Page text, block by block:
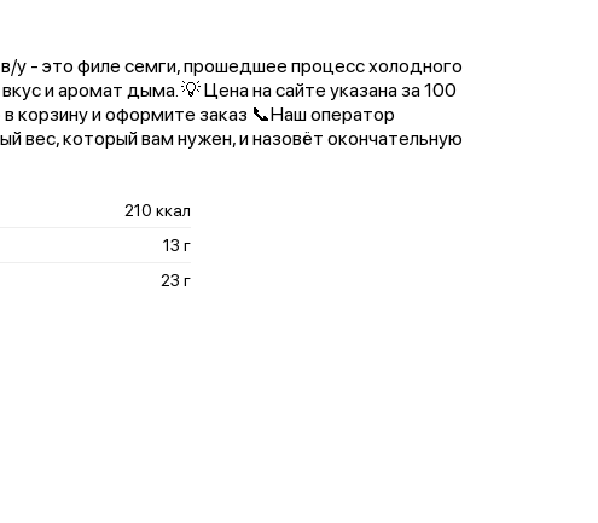
у - это филе семги, прошедшее процесс холодного
и аромат дыма. 💡 Цена на сайте указана за 100
корзину и оформите заказ 📞Наш оператор
вес, который вам нужен, и назовёт окончательную
210 ккал
13 г
23 г